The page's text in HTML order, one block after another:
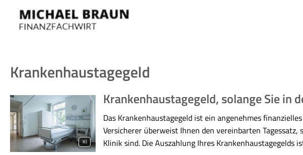
Krankenhaustagegeld
KI
Krankenhaustagegeld, solange Sie in
Das Krankenhaustagegeld ist ein angenehmes
Versicherer überweist Ihnen den vereinbarten
Klinik sind. Die Auszahlung Ihres Krankenhaustagegelds